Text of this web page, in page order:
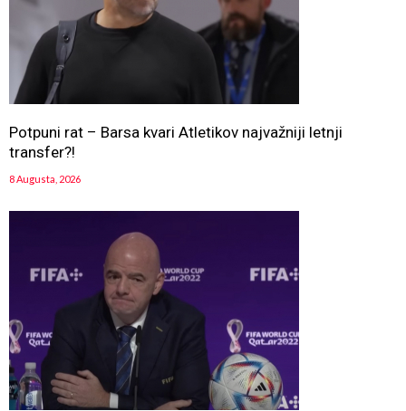
Potpuni rat – Barsa kvari Atletikov najvažniji letnji
transfer?!
8 Augusta, 2026